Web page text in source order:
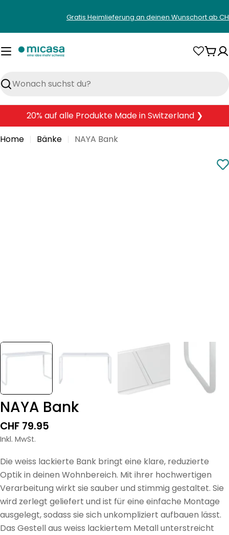
springen
Gratis Heimlieferung an deinen Wunschort ab
Suchen
20% auf alle Produkte Made in Switzerland ❯
Home
Bänke NAYA Bank
NAYA Bank
Regulärer
Preis
CHF 79.95
Inkl. MwSt.
Die weiss lackierte Bank bringt eine klare, reduzierte
Optik in deinen Wohnbereich. Mit ihrer hochwertigen
Verarbeitung wirkt sie sauber und stimmig gestaltet. Sie
wird zerlegt geliefert und ist für eine einfache Montage
ausgelegt, sodass sie sich unkompliziert aufbauen lässt.
Das Gestell aus weiss lackiertem Metall unterstreicht